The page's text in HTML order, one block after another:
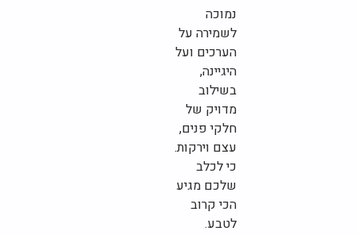
נמוכה
לשמירה על
הערכים ועל
היגיינה,
בשילוב
מדויק של
חלקי פנים,
עצם וירקות.
כי לכלב
שלכם מגיע
הכי קרוב
לטבע.